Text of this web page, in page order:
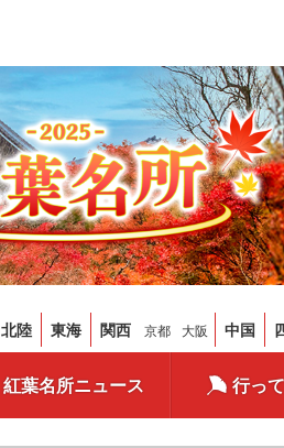
北陸 東海 関西 京都 大阪 中国
紅葉名所ニュース 行っ